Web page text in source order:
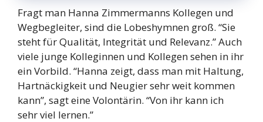
Fragt man Hanna Zimmermanns Kollegen und
Wegbegleiter, sind die Lobeshymnen groß. “Sie
steht für Qualität, Integrität und Relevanz.” Auch
viele junge Kolleginnen und Kollegen sehen in ihr
ein Vorbild. “Hanna zeigt, dass man mit Haltung,
Hartnäckigkeit und Neugier sehr weit kommen
kann”, sagt eine Volontärin. “Von ihr kann ich
sehr viel lernen.”